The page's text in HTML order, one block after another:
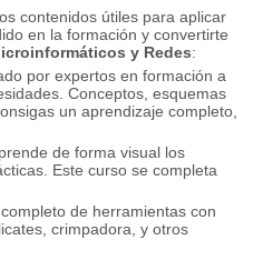
contenidos útiles para aplicar
en la formación y convertirte
y Redes:
por expertos en formación a
Conceptos, esquemas
un aprendizaje completo,
de forma visual los
Este curso se completa
de herramientas con
crimpadora, y otros